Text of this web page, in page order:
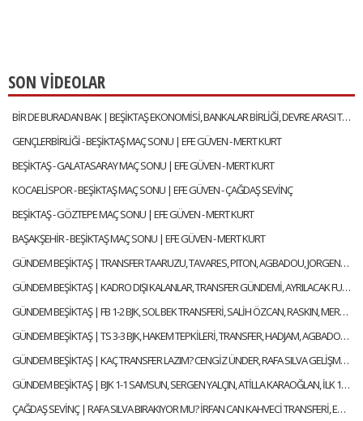
SON VİDEOLAR
BİR DE BURADAN BAK | BEŞİKTAŞ EKONOMİSİ, BANKALAR BİRLİĞİ, DEVRE ARASI TRANSFERLERİ | GÖKHAN TİRYAKİ
GENÇLERBİRLİĞİ - BEŞİKTAŞ MAÇ SONU | EFE GÜVEN - MERT KURT
BEŞİKTAŞ - GALATASARAY MAÇ SONU | EFE GÜVEN - MERT KURT
KOCAELİSPOR - BEŞİKTAŞ MAÇ SONU | EFE GÜVEN - ÇAĞDAŞ SEVİNÇ
BEŞİKTAŞ - GÖZTEPE MAÇ SONU | EFE GÜVEN - MERT KURT
BAŞAKŞEHİR - BEŞİKTAŞ MAÇ SONU | EFE GÜVEN - MERT KURT
GÜNDEM BEŞİKTAŞ | TRANSFER TAARUZU, TAVARES, PITON, AGBADOU, JORGENSEN, STROEYKENS | ÇAĞDAŞ SEVİNÇ
GÜNDEM BEŞİKTAŞ | KADRO DIŞI KALANLAR, TRANSFER GÜNDEMİ, AYRILACAK FUTBOLCULAR | ÇAĞDAŞ SEVİNÇ
GÜNDEM BEŞİKTAŞ | FB 1-2 BJK, SOL BEK TRANSFERİ, SALİH ÖZCAN, RASKIN, MERT GÜNOK | ÇAĞDAŞ SEVİNÇ
GÜNDEM BEŞİKTAŞ | TS 3-3 BJK, HAKEM TEPKİLERİ, TRANSFER, HADJAM, AGBADOU, RASKIN | ÇAĞDAŞ SEVİNÇ
GÜNDEM BEŞİKTAŞ | KAÇ TRANSFER LAZIM? CENGİZ ÜNDER, RAFA SILVA GELİŞMESİ, ABOUBAKAR | ÇAĞDAŞ SEVİNÇ
GÜNDEM BEŞİKTAŞ | BJK 1-1 SAMSUN, SERGEN YALÇIN, ATİLLA KARAOĞLAN, İLK 11 TERCİHLERİ | ÇAĞDAŞ SEVİNÇ
ÇAĞDAŞ SEVİNÇ | RAFA SILVA BIRAKIYOR MU? İRFAN CAN KAHVECİ TRANSFERİ, ERSİN, NECİP | GÜNDEM BEŞİKTAŞ